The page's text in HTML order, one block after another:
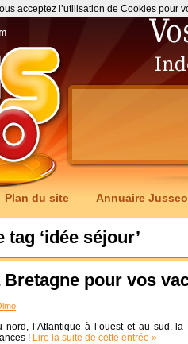
Plan du site Annuaire Jusseo
‘idée séjour’
Bretagne pour vos
nord, l’Atlantique à l’ouest et au sud,
! Lire la suite de cette entrée »
acceptez l’utilisation de Cookies